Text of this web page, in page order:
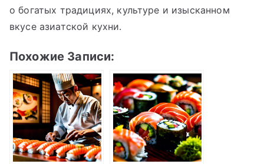
о богатых традициях, культуре и изысканном
вкусе азиатской кухни.
Похожие Записи: